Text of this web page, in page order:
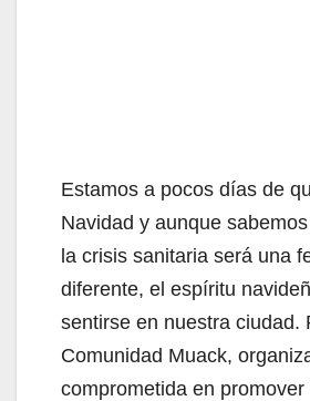
Estamos a pocos días de
Navidad y aunque
la crisis sanitaria será una
diferente, el espíritu
sentirse en nuestra ciudad.
Comunidad Muack,
comprometida en